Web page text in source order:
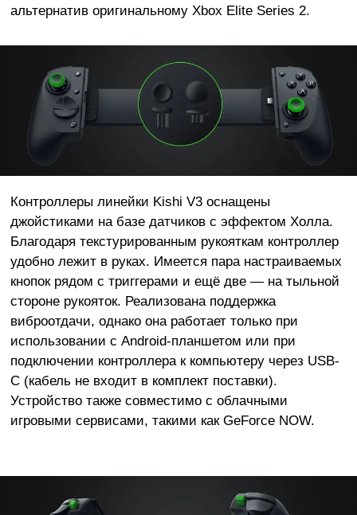
альтернатив оригинальному Xbox Elite Series 2.
Контроллеры линейки Kishi V3 оснащены
джойстиками на базе датчиков с эффектом Холла.
Благодаря текстурированным рукояткам контроллер
удобно лежит в руках. Имеется пара настраиваемых
кнопок рядом с триггерами и ещё две — на тыльной
стороне рукояток. Реализована поддержка
виброотдачи, однако она работает только при
использовании с Android-планшетом или при
подключении контроллера к компьютеру через USB-
C (кабель не входит в комплект поставки).
Устройство также совместимо с облачными
игровыми сервисами, такими как GeForce NOW.